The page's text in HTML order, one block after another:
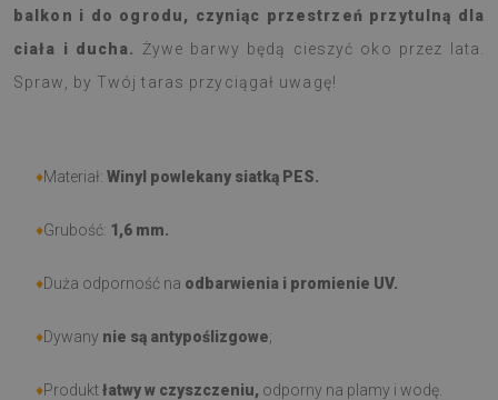
balkon i do ogrodu, czyniąc przestrzeń przytulną dla
ciała i ducha.
Żywe barwy będą cieszyć oko przez lata.
Spraw, by Twój taras przyciągał uwagę!
♦Materiał: Winyl powlekany siatką PES.
♦Grubość: 1,6 mm.
♦Duża odporność na odbarwienia i promienie UV.
♦Dywany nie są antypoślizgowe;
♦Produktłatwy w czyszczeniu, odporny na plamy i wodę.